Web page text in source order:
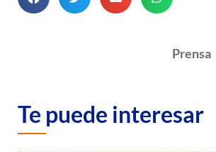
Prensa
Te puede interesar